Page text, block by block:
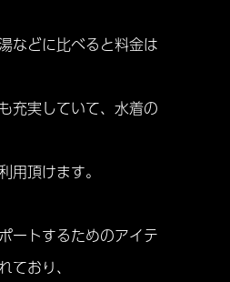
などに比べると料金は
充実していて、水着の
用頂けます。
ートするためのアイテ
ており、